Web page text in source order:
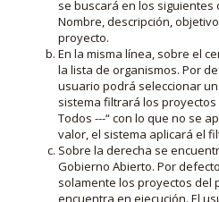
se buscará en los siguientes
Nombre, descripción,
proyecto.
En la misma línea, sobre el
la lista de organismos. Por
usuario podrá seleccionar
sistema filtrará los proyectos
Todos ---“ con lo que no se
valor, el sistema aplicará el
Sobre la derecha se
Gobierno Abierto. Por
solamente los proyectos del
encuentra en ejecución. El